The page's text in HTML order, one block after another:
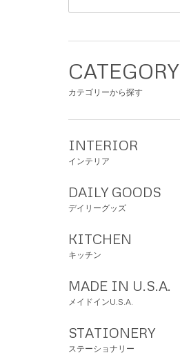
CATEGORY
カテゴリーから探す
INTERIOR
インテリア
DAILY GOODS
デイリーグッズ
KITCHEN
キッチン
MADE IN U.S.A.
メイドインU.S.A.
STATIONERY
ステーショナリー